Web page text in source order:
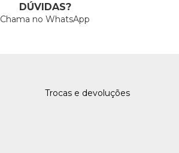
DÚVIDAS?
Chama no WhatsApp
Trocas e devoluções